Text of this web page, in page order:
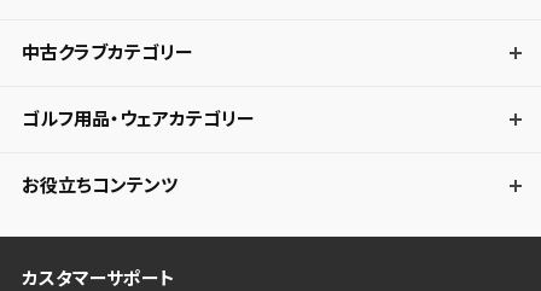
中古クラブカテゴリー
ゴルフ用品・ウェアカテゴリー
お役立ちコンテンツ
カスタマーサポート